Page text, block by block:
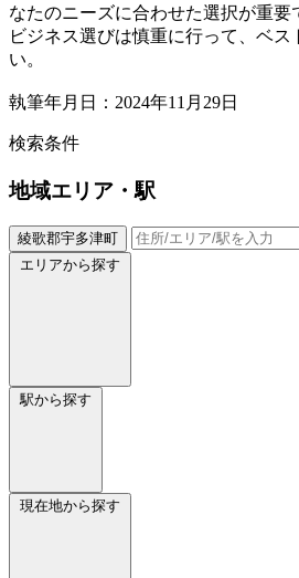
なたのニーズに合わせた選択が重要
ビジネス選びは慎重に行って、ベス
い。
執筆年月日：2024年11月29日
検索条件
地域エリア・駅
綾歌郡宇多津町
エリアから探す
駅から探す
現在地から探す